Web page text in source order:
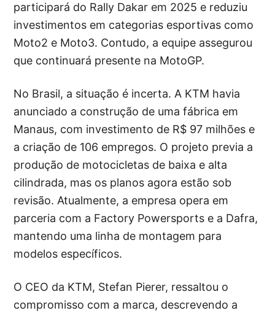
participará do Rally Dakar em 2025 e reduziu
investimentos em categorias esportivas como
Moto2 e Moto3. Contudo, a equipe assegurou
que continuará presente na MotoGP.
No Brasil, a situação é incerta. A KTM havia
anunciado a construção de uma fábrica em
Manaus, com investimento de R$ 97 milhões e
a criação de 106 empregos. O projeto previa a
produção de motocicletas de baixa e alta
cilindrada, mas os planos agora estão sob
revisão. Atualmente, a empresa opera em
parceria com a Factory Powersports e a Dafra,
mantendo uma linha de montagem para
modelos específicos.
O CEO da KTM, Stefan Pierer, ressaltou o
compromisso com a marca, descrevendo a